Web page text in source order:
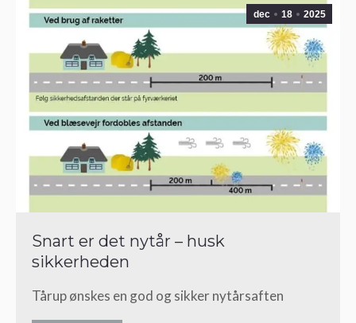
dec 18 2025
Snart er det nytår – husk
sikkerheden
Tårup ønskes en god og sikker nytårsaften